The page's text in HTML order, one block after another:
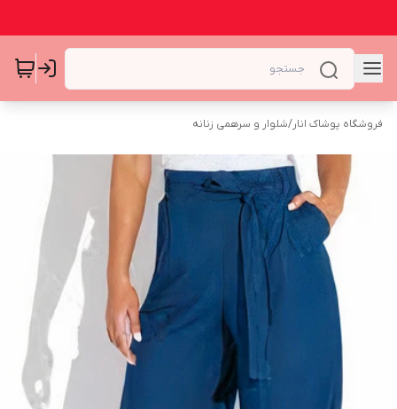
فروشگاه پوشاک انار/شلوار و سرهمی زنانه